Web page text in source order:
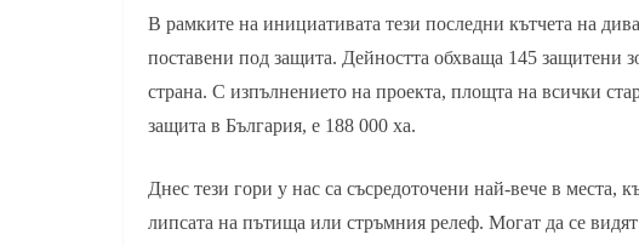
В рамките на инициативата тези последни кътчета на
поставени под защита. Дейността обхваща 145 защитени
страна. С изпълнението на проекта, площта на всички
защита в България, е 188 000 ха.
Днес тези гори у нас са съсредоточени най-вече в места,
липсата на пътища или стръмния релеф. Могат да се